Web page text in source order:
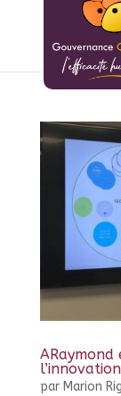
ARaymond
par Marion